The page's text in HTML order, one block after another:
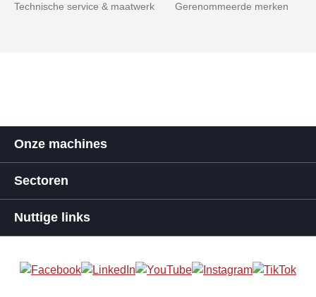
Technische service & maatwerk Gerenommeerde merken
Onze machines
Sectoren
Nuttige links